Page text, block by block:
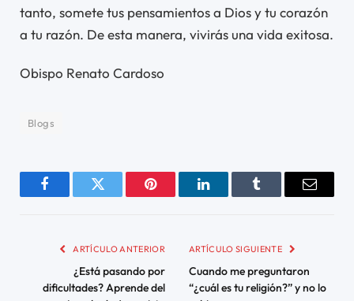
tanto, somete tus pensamientos a Dios y tu corazón
a tu razón. De esta manera, vivirás una vida exitosa.
Obispo Renato Cardoso
Blogs
FacebookTwitter Pinterest LinkedInTumblr Email
ARTÍCULO ANTERIOR
¿Está pasando por
dificultades? Aprende del
ARTÍCULO SIGUIENTE
Cuando me preguntaron
“¿cuál es tu religión?” y no lo